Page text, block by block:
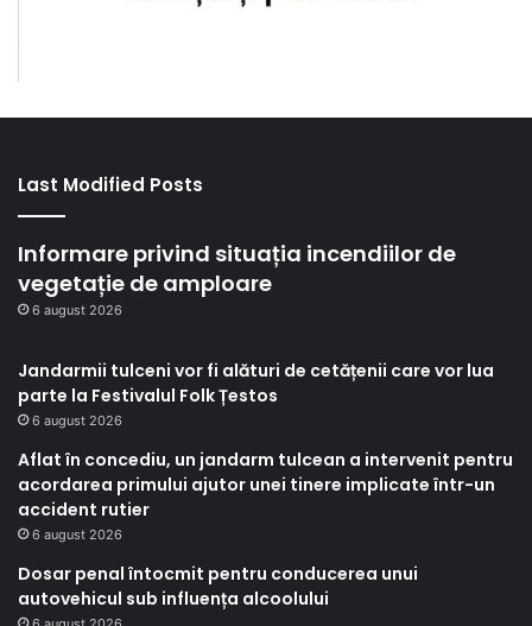
Last Modified Posts
Informare privind situația incendiilor de
vegetație de amploare
6 august 2026
Jandarmii tulceni vor fi alături de cetățenii care vor lua
parte la Festivalul Folk Țestos
6 august 2026
Aflat în concediu, un jandarm tulcean a intervenit pentru
acordarea primului ajutor unei tinere implicate într-un
accident rutier
6 august 2026
Dosar penal întocmit pentru conducerea unui
autovehicul sub influența alcoolului